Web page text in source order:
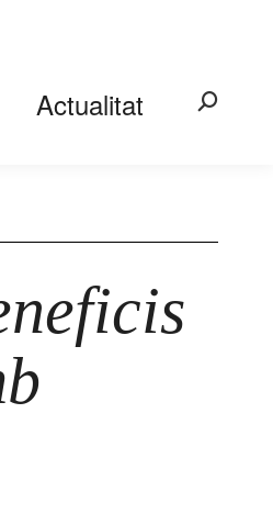
Actualitat Search: